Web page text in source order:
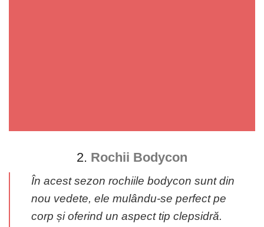
2. Rochii Bodycon
În acest sezon rochiile bodycon sunt din
nou vedete, ele mulându-se perfect pe
corp și oferind un aspect tip clepsidră.